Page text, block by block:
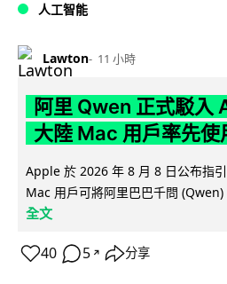
人工智能
Lawton 11 小時
阿里 Qwen 正式駁入
大陸 Mac 用戶率先使
Apple 於 2026 年 8 月 8 日公布指
Mac 用戶可將阿里巴巴千問
全文
40 5 ↗ 分享